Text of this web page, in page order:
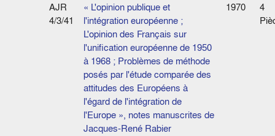
AJR
4/3/41
« L'opinion publique et
l'intégration européenne ;
L'opinion des Français sur
l'unification européenne de 1950
à 1968 ; Problèmes de méthode
posés par l'étude comparée des
attitudes des Européens à
l'égard de l'intégration de
l'Europe », notes manuscrites de
Jacques-René Rabier
1970
4